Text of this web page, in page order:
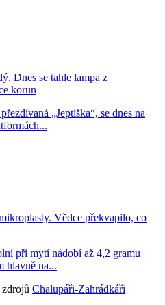
Dnes se tahle lampa z
korun
„Jeptiška“, se dnes na
Vědce překvapilo, co
při mytí nádobí až 4,2 gramu
hlavně na...
Chalupáři-Zahrádkáři